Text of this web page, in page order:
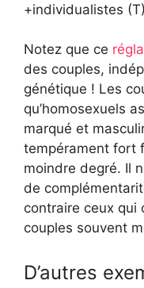
+individualistes
Notez que ce
des couples,
génétique ! Les
qu’homosexuels
marqué et
tempérament fort
moindre degré. Il
de
contraire ceux qui
couples souvent
D’autres